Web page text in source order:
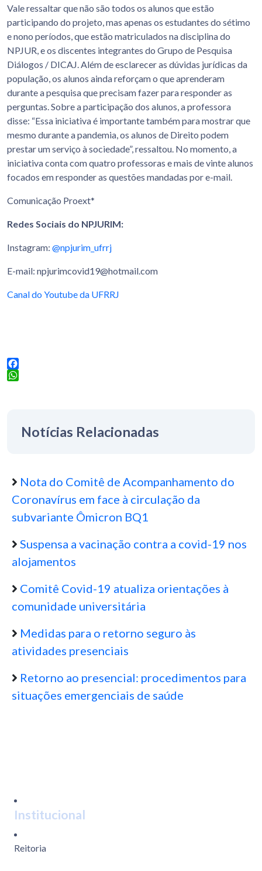
Vale ressaltar que não são todos os alunos que estão
participando do projeto, mas apenas os estudantes do sétimo
e nono períodos, que estão matriculados na disciplina do
NPJUR, e os discentes integrantes do Grupo de Pesquisa
Diálogos / DICAJ. Além de esclarecer as dúvidas jurídicas da
população, os alunos ainda reforçam o que aprenderam
durante a pesquisa que precisam fazer para responder as
perguntas. Sobre a participação dos alunos, a professora
disse: “Essa iniciativa é importante também para mostrar que
mesmo durante a pandemia, os alunos de Direito podem
prestar um serviço à sociedade”, ressaltou. No momento, a
iniciativa conta com quatro professoras e mais de vinte alunos
focados em responder as questões mandadas por e-mail.
Comunicação Proext*
Redes Sociais do NPJURIM:
Instagram: @npjurim_ufrrj
E-mail: npjurimcovid19@hotmail.com
Canal do Youtube da UFRRJ
Facebook
Notícias Relacionadas
Nota do Comitê de Acompanhamento do
Coronavírus em face à circulação da
subvariante Ômicron BQ1
Suspensa a vacinação contra a covid-19 nos
alojamentos
Comitê Covid-19 atualiza orientações à
comunidade universitária
Medidas para o retorno seguro às
atividades presenciais
Retorno ao presencial: procedimentos para
situações emergenciais de saúde
Institucional
Reitoria